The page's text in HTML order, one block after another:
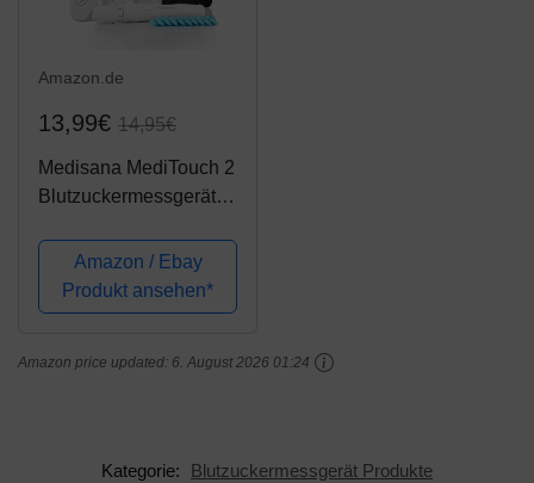
Amazon.de
13,99€ 14,95€
Medisana MediTouch 2
Blutzuckermessgerät
Teststreifen und
Blutlanzetten,
Blutzuckermesssystem
Blutzuckerspiegel
Amazon / Ebay
Produkt ansehen*
Amazon price updated: 6. August 2026 01:24
Kategorie:
Blutzuckermessgerät Produkte